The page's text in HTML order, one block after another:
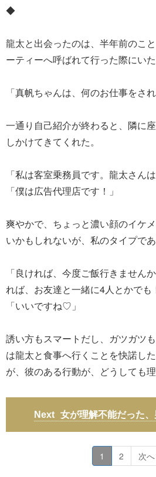
◆
龍太と出会ったのは、半年前のこ
ーティーへ呼ばれて行った際にいた
「真帆ちゃんは、何のお仕事をさ
一通り自己紹介が終わると、隣に
しかけてきてくれた。
「私は客室乗務員です。龍太さん
「僕は広告代理店です！」
爽やかで、ちょっと濃い顔のイケ
いかもしれないが、私のタイプであ
「良ければ、今度ご飯行きません
れば、お友達と一緒に4人とかでも
「いいですね♡」
誘い方もスマートだし、ガツガツ
は龍太と食事へ行くことを快諾し
が、彼のある行動が、どうしても
女が理解不能だった
1 2 次へ